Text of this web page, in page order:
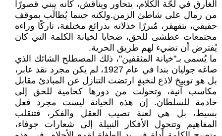
الغارق في لجّة الكلام، يتحاور ويناقش، كأنه يبني قصورًا
من رمال على شاطئ الزمن.ولكنه حينما يُطالَب بموقف
حقيقي، يتقهقر، مُبررًا خذلانه بذرائع مختلفة، تاركًا وراءه
مجتمعات عطشى للحق، ضحايا لخيانة الكلمة التي كان
يُفترض أن تضيء لهم طريق الحرية.
ما يُسمى بـ"خيانة المثقفين"، ذلك المصطلح الشائك الذي
صاغه جوليان بندا في عام 1927، لم يكن مجرد نقد عابر،
بل هو توبيخ لاذع لنخبةٍ ارتضت التنازل عن المبادئ مقابل
مكاسب آنية، وتحولت من دورها كحامية للحق إلى
خادمة للسلطان. إن هذه الخيانة ليست مجرد فعل
بسيط، بل هي لعنة تصيب العقل والفكر، فتنقلب
المفاهيم وتتحول الأفكار النبيلة إلى شعارات جوفاء،